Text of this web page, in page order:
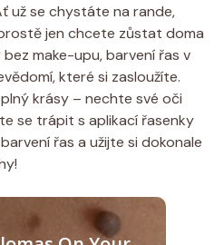
už se chystáte na rande,
jen chcete zůstat doma
make-upu, barvení řas v
které si zasloužíte.
krásy – nechte své oči
se trápit s aplikací řasenky
řas a užijte si dokonale